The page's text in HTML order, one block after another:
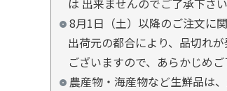
8月1日（土）以降のご注文に
出荷元の都合により、品切れ
ございますので、あらかじめご
農産物・海産物など生鮮品は